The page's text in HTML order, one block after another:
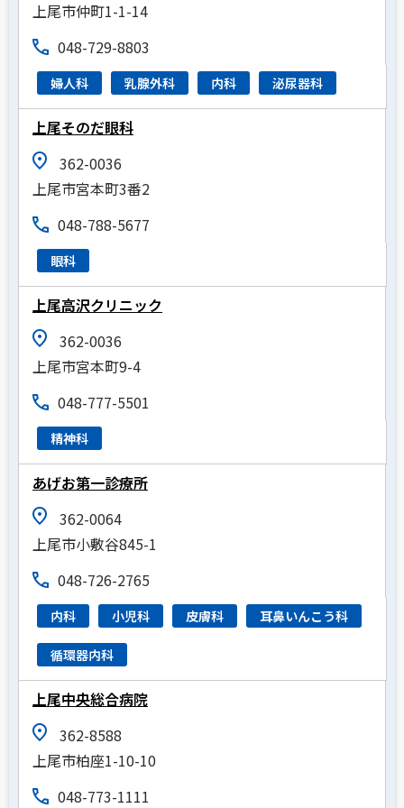
上尾市仲町1-1-14
048-729-8803
婦人科 乳腺外科 内科 泌尿器科
上尾そのだ眼科
362-0036
上尾市宮本町3番2
048-788-5677
眼科
上尾高沢クリニック
362-0036
上尾市宮本町9-4
048-777-5501
精神科
あげお第一診療所
362-0064
上尾市小敷谷845-1
048-726-2765
内科 小児科 皮膚科 耳鼻いんこう科
循環器内科
上尾中央総合病院
362-8588
上尾市柏座1-10-10
048-773-1111